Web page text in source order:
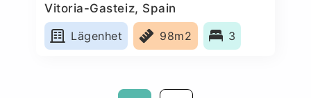
Vitoria-Gasteiz, Spain
Lägenhet
98m2 3